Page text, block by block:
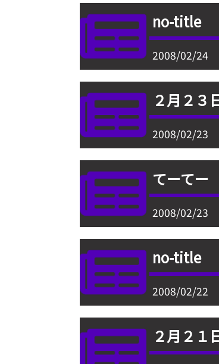
no-title
2008/02/24
２月２３
2008/02/23
てーてー
2008/02/23
no-title
2008/02/22
２月２１